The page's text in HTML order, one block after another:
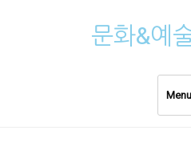
문화&예
Menu